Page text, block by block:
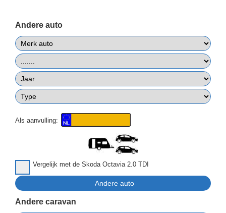
Andere auto
Als aanvulling:
Vergelijk met de Skoda Octavia 2.0 TDI
Andere caravan